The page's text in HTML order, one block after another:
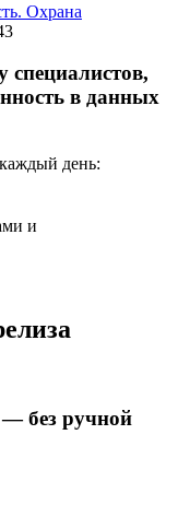
Охрана
в данных
день:
и
без ручной